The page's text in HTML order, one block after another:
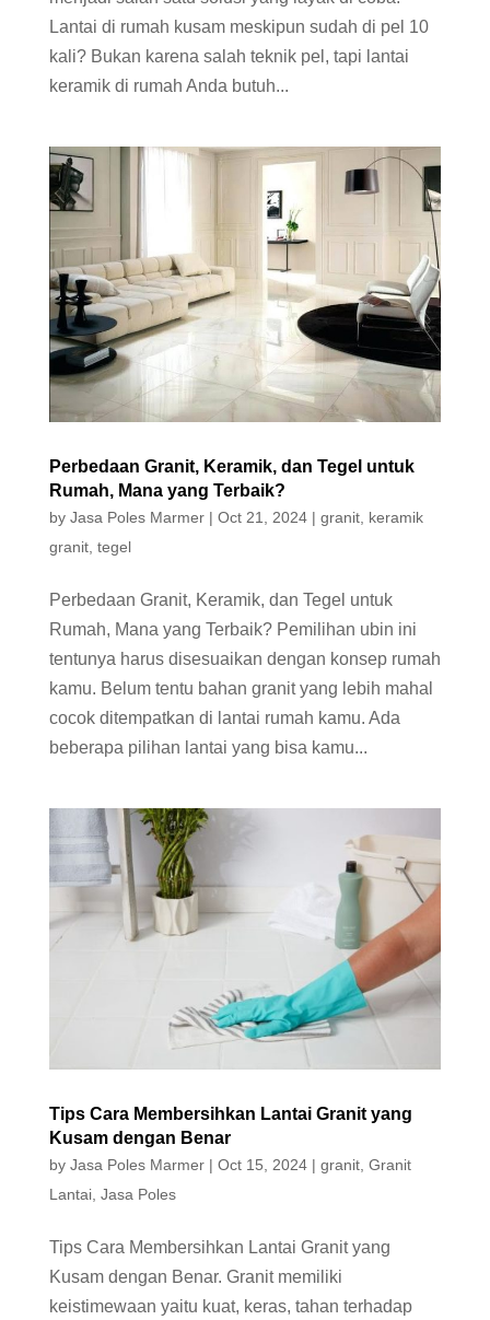
Lantai di rumah kusam meskipun sudah di pel 10
kali? Bukan karena salah teknik pel, tapi lantai
keramik di rumah Anda butuh...
Perbedaan Granit, Keramik, dan Tegel untuk
Rumah, Mana yang Terbaik?
by Jasa Poles Marmer| Oct 21, 2024| granit, keramik
granit, tegel
Perbedaan Granit, Keramik, dan Tegel untuk
Rumah, Mana yang Terbaik? Pemilihan ubin ini
tentunya harus disesuaikan dengan konsep rumah
kamu. Belum tentu bahan granit yang lebih mahal
cocok ditempatkan di lantai rumah kamu. Ada
beberapa pilihan lantai yang bisa kamu...
Tips Cara Membersihkan Lantai Granit yang
Kusam dengan Benar
by Jasa Poles Marmer| Oct 15, 2024| granit, Granit
Lantai, Jasa Poles
Tips Cara Membersihkan Lantai Granit yang
Kusam dengan Benar. Granit memiliki
keistimewaan yaitu kuat, keras, tahan terhadap